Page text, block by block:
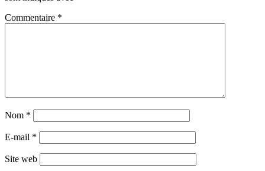
Commentaire *
Nom *
E-mail *
Site web